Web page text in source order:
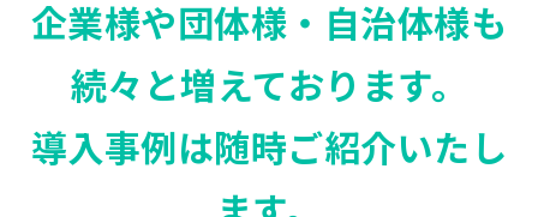
企業様や団体様・自治体様も
続々と増えております。
導入事例は随時ご紹介いたし